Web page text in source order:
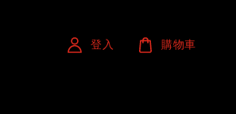
登入 購物車